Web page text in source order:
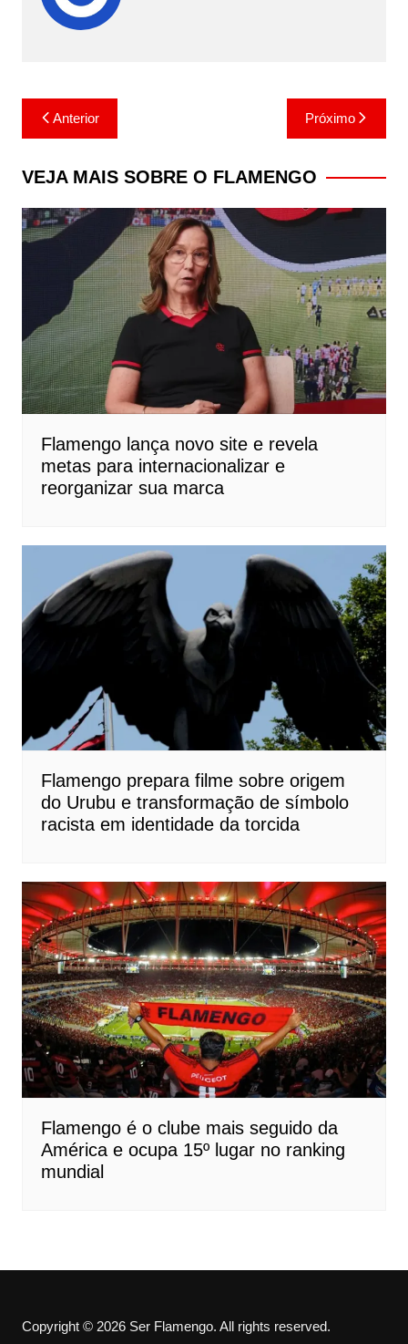
Navegação
de
Post
Anterior Próximo
VEJA MAIS SOBRE O FLAMENGO
Flamengo lança novo site e revela
metas para internacionalizar e
reorganizar sua marca
Flamengo prepara filme sobre origem
do Urubu e transformação de símbolo
racista em identidade da torcida
Flamengo é o clube mais seguido da
América e ocupa 15º lugar no ranking
mundial
Copyright © 2026 Ser Flamengo. All rights reserved.